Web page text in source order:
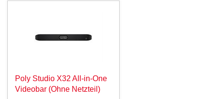
Poly Studio X32 All-in-One
Videobar (Ohne Netzteil)